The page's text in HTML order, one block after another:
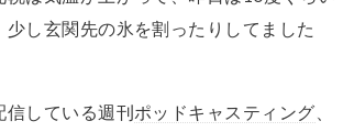
し玄関先の氷を割ったりしてました
信している週刊ポッドキャスティング